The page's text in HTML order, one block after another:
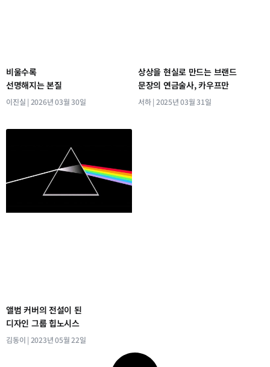
비울수록
선명해지는 본질
이진실 2026년 03월 30일
상상을 현실로 만드는 브랜드
문장의 연금술사, 카우프만
서하 2025년 03월 31일
앨범 커버의 전설이 된
디자인 그룹 힙노시스
김동이 2023년 05월 22일